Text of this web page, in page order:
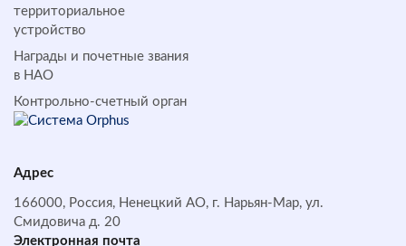
территориальное
устройство
Награды и почетные звания
в НАО
Контрольно-счетный орган
Адрес
166000, Россия, Ненецкий АО, г. Нарьян-Мар, ул.
Смидовича д. 20
Электронная почта